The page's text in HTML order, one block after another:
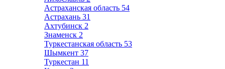
Астраханская область 54
Астрахань 31
Ахтубинск 2
Знаменск 2
Туркестанская область 53
Шымкент 37
Туркестан 11